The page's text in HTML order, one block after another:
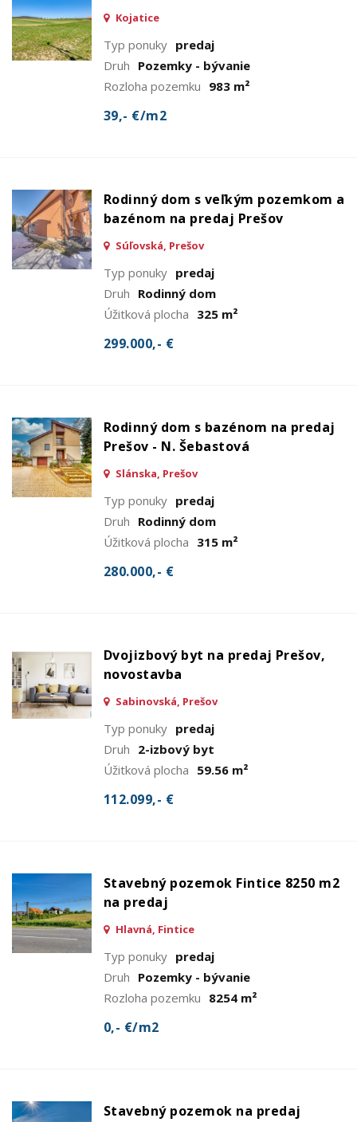
Kojatice
Typ ponuky predaj
Druh Pozemky - bývanie
Rozloha pozemku 983 m²
39,- €/m2
Rodinný dom s veľkým pozemkom a
bazénom na predaj Prešov
Súľovská, Prešov
Typ ponuky predaj
Druh Rodinný dom
Úžitková plocha 325 m²
299.000,- €
Rodinný dom s bazénom na predaj
Prešov - N. Šebastová
Slánska, Prešov
Typ ponuky predaj
Druh Rodinný dom
Úžitková plocha 315 m²
280.000,- €
Dvojizbový byt na predaj Prešov,
novostavba
Sabinovská, Prešov
Typ ponuky predaj
Druh 2-izbový byt
Úžitková plocha 59.56 m²
112.099,- €
Stavebný pozemok Fintice 8250 m2
na predaj
Hlavná, Fintice
Typ ponuky predaj
Druh Pozemky - bývanie
Rozloha pozemku 8254 m²
0,- €/m2
Stavebný pozemok na predaj